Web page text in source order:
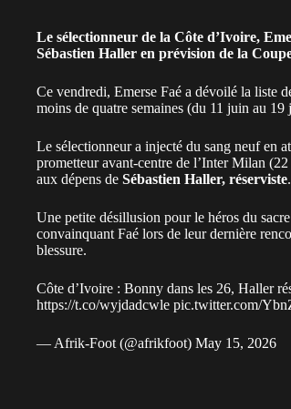
Le sélectionneur de la Côte d’Ivoire,
Sébastien Haller en prévision de la
Ce vendredi, Emerse Faé a dévoilé la liste
moins de quatre semaines (du 11 juin au
Le sélectionneur a injecté du sang neuf en
prometteur avant-centre de l’Inter Milan
aux dépens de Sébastien Haller, réserviste.
Une petite désillusion pour le héros du
convainquant Faé lors de leur dernière
blessure.
Côte d’Ivoire : Bonny dans les 26, Haller
https://t.co/wyjdadcwle pic.twitter.com/
— Afrik-Foot (@afrikfoot) May 15, 2026